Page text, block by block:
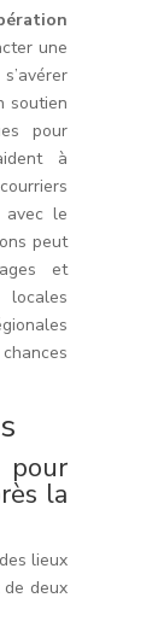
une
soutien
pour
à
le
peut
et
la
lieux
deux